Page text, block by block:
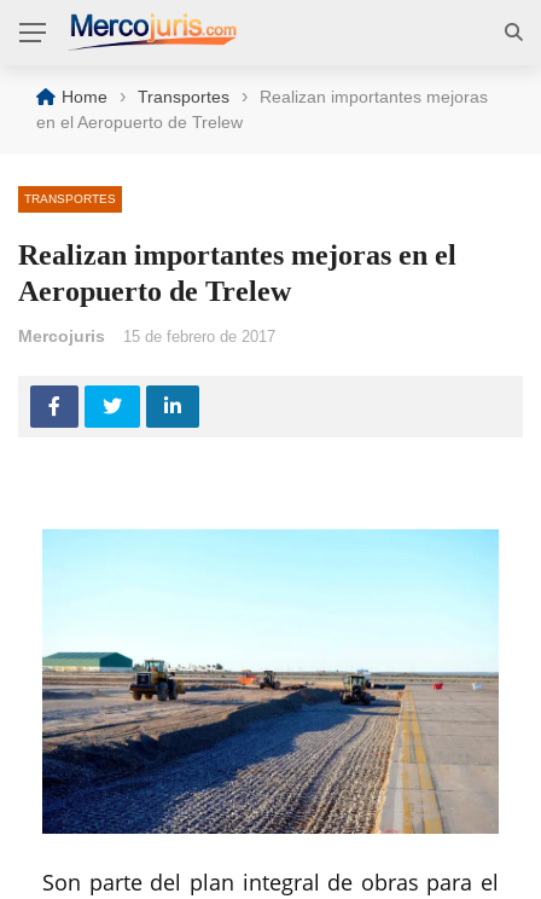
Home › Transportes ›
Realizan importantes mejoras
en el Aeropuerto de Trelew
TRANSPORTES
Realizan importantes mejoras en el
Aeropuerto de Trelew
Mercojuris 15 de febrero de 2017
Son parte del plan integral de obras para el